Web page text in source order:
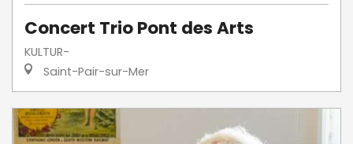
Concert Trio Pont des Arts
KULTUR-
Saint-Pair-sur-Mer